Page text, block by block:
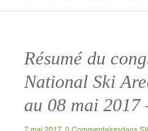
Résumé du
National Ski
au 08 mai 2017